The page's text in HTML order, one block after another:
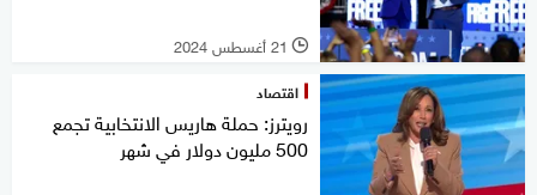
l 21 أغسطس 2024
اقتصاد
رويترز: حملة هاريس الانتخابية تجمع
500 مليون دولار في شهر